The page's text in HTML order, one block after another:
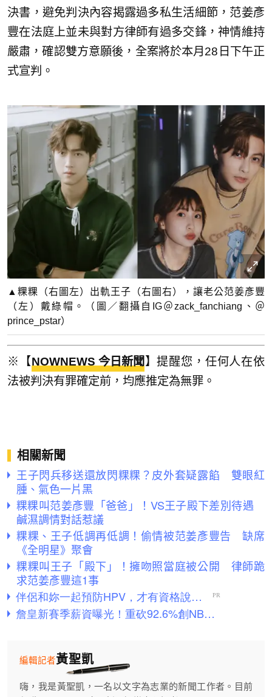
決書，避免判決內容揭露過多私生活細節，范姜彥
豐在法庭上並未與對方律師有過多交鋒，神情維持
嚴肅，確認雙方意願後，全案將於本月28日下午正
式宣判。
▲粿粿（右圖左）出軌王子（右圖右），讓老公范姜彥豐
（左）戴綠帽。（圖／翻攝自IG＠zack_fanchiang、＠
prince_pstar）
※【NOWNEWS 今日新聞 】提醒您，任何人在依
法被判決有罪確定前，均應推定為無罪。
相關新聞
王子閃兵移送還放閃粿粿？皮外套疑露餡 雙眼紅
腫、氣色一片黑
粿粿叫范姜彥豐「爸爸」！VS王子殿下差別待遇
鹹濕調情對話惹議
粿粿、王子低調再低調！偷情被范姜彥豐告 缺席
《全明星》聚會
粿粿叫王子「殿下」！擁吻照當庭被公開 律師跪
求范姜彥豐這1事
黃聖凱
編輯記者
嗨，我是黃聖凱，一名以文字為志業的新聞工作者。目前